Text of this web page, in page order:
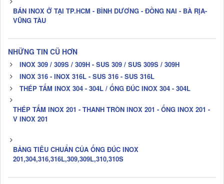
BÁN INOX Ở TẠI TP.HCM - BÌNH DƯƠNG - ĐỒNG NAI - BÀ RỊA-
VŨNG TÀU
NHỮNG TIN CŨ HƠN
INOX 309 / 309S / 309H - SUS 309 / SUS 309S / 309H
INOX 316 - INOX 316L - SUS 316 - SUS 316L
THÉP TẤM INOX 304 - 304L / ỐNG ĐÚC INOX 304 - 304L
THÉP TẤM INOX 201 - THANH TRÒN INOX 201 - ỐNG INOX 201 -
V INOX 201
BẢNG TIÊU CHUẨN CỦA ỐNG ĐÚC INOX
201,304,316,316L,309,309L,310,310S